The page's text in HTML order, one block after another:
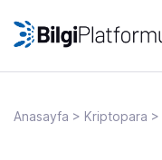
content
Anasayfa > Kriptopara >